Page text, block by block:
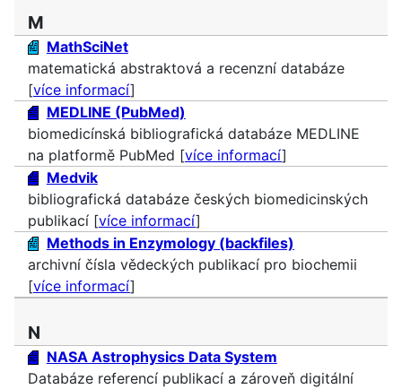
M
MathSciNet
matematická abstraktová a recenzní databáze
[více informací]
MEDLINE (PubMed)
biomedicínská bibliografická databáze MEDLINE
na platformě PubMed [více informací]
Medvik
bibliografická databáze českých biomedicinských
publikací [více informací]
Methods in Enzymology (backfiles)
archivní čísla vědeckých publikací pro biochemii
[více informací]
N
NASA Astrophysics Data System
Databáze referencí publikací a zároveň digitální